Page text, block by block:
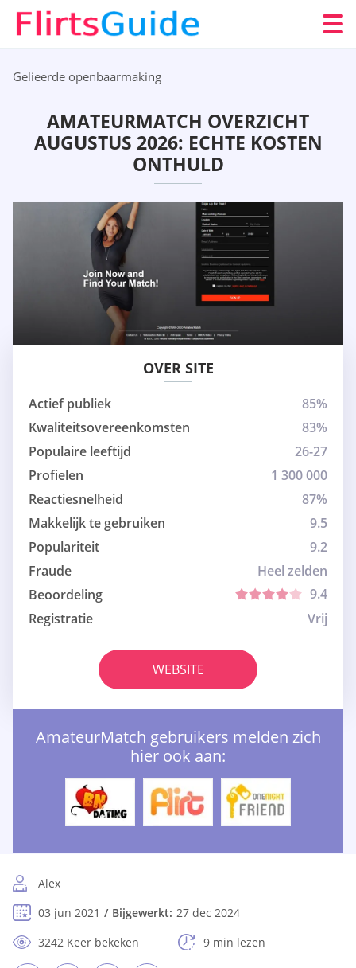
Gelieerde openbaarmaking
AMATEURMATCH OVERZICHT
AUGUSTUS 2026: ECHTE KOSTEN
ONTHULD
OVER SITE
Actief publiek
85%
Kwaliteitsovereenkomsten
83%
Populaire leeftijd
26-27
Profielen
1 300 000
Reactiesnelheid
87%
Makkelijk te gebruiken
9.5
Populariteit
9.2
Fraude
Heel zelden
Beoordeling
9.4
Registratie
Vrij
WEBSITE
AmateurMatch gebruikers melden zich
hier ook aan:
Alex
03 jun 2021
Bijgewerkt: 27 dec 2024
3242 Keer bekeken
9 min lezen